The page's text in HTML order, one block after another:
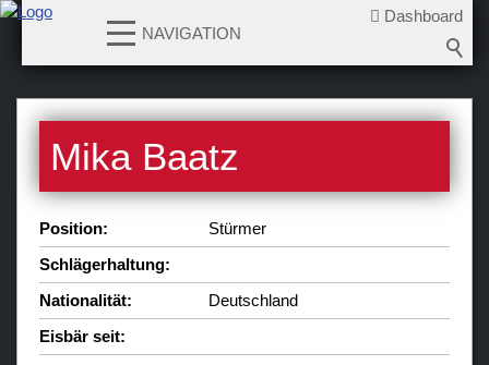
Dashboard
NAVIGATION
News
Teams
Verein
Sponsoren / Partner
Fanzone
Mika Baatz
Position:
Stürmer
Schlägerhaltung:
Nationalität:
Deutschland
Eisbär seit: